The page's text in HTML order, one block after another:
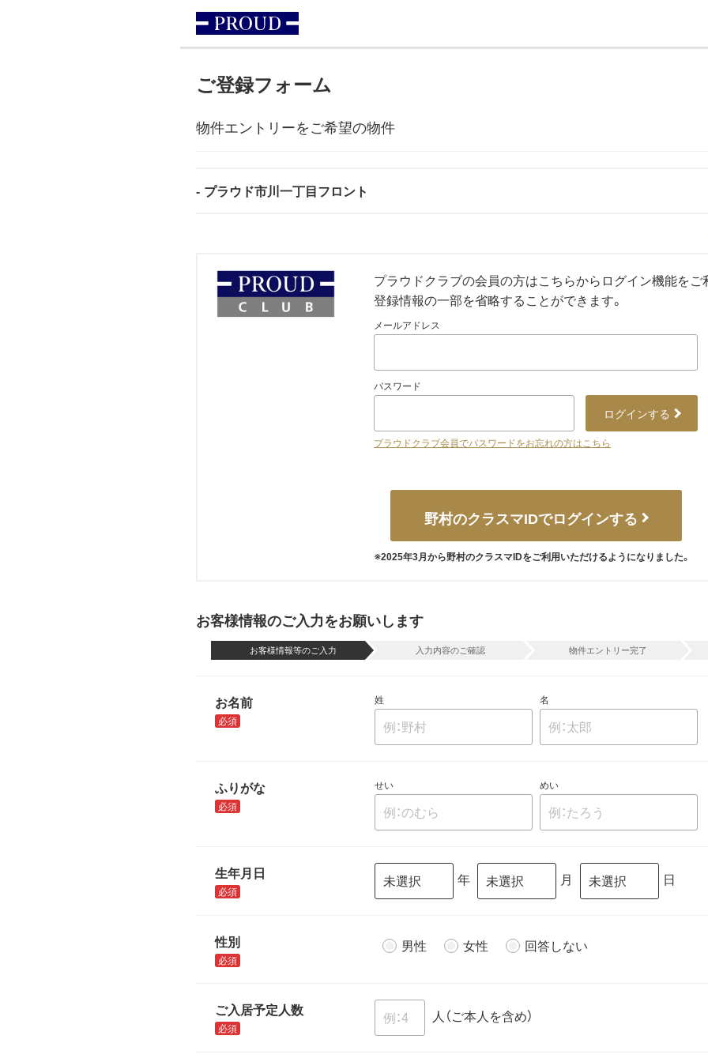
ご登録フォーム
物件エントリーをご希望の物件
プラウド市川一丁目フロント
プラウドクラブの会員の方はこちらからログイン機能をご
登録情報の一部を省略することができます。
メールアドレス
パスワード
ログインする
プラウドクラブ会員でパスワードをお忘れの方はこちら
野村のクラスマIDでログインする
※2025年3月から野村のクラスマIDをご利用いただけるようになりました。
お客様情報のご入力をお願いします
お客様情報等のご入力 入力内容のご確認 物件エントリー完了
お名前
必須
姓 名
ふりがな
必須
せい めい
生年月日
必須
年 月 日
性別
必須
男性 女性 回答しない
ご入居予定人数
必須
人（ご本人を含め）